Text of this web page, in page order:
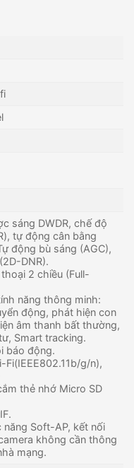
sáng DWDR, chế độ
tự động cân bằng
động bù sáng (AGC),
DNR).
2 chiều (Full-
năng thông minh:
động, phát hiện con
âm thanh bất thường,
Smart tracking.
báo động.
Fi(IEEE802.11b/g/n),
thẻ nhớ Micro SD
năng Soft-AP, kết nối
không cần thông
mạng.